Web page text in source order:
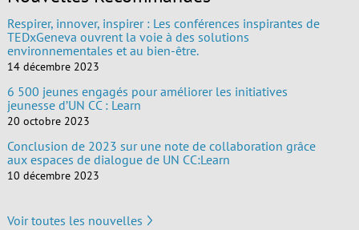
Respirer, innover, inspirer : Les conférences inspirantes de
TEDxGeneva ouvrent la voie à des solutions
environnementales et au bien-être.
14 décembre 2023
6 500 jeunes engagés pour améliorer les initiatives
jeunesse d’UN CC : Learn
20 octobre 2023
Conclusion de 2023 sur une note de collaboration grâce
aux espaces de dialogue de UN CC:Learn
10 décembre 2023
Voir toutes les nouvelles